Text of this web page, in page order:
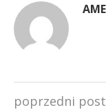
poprzedni post